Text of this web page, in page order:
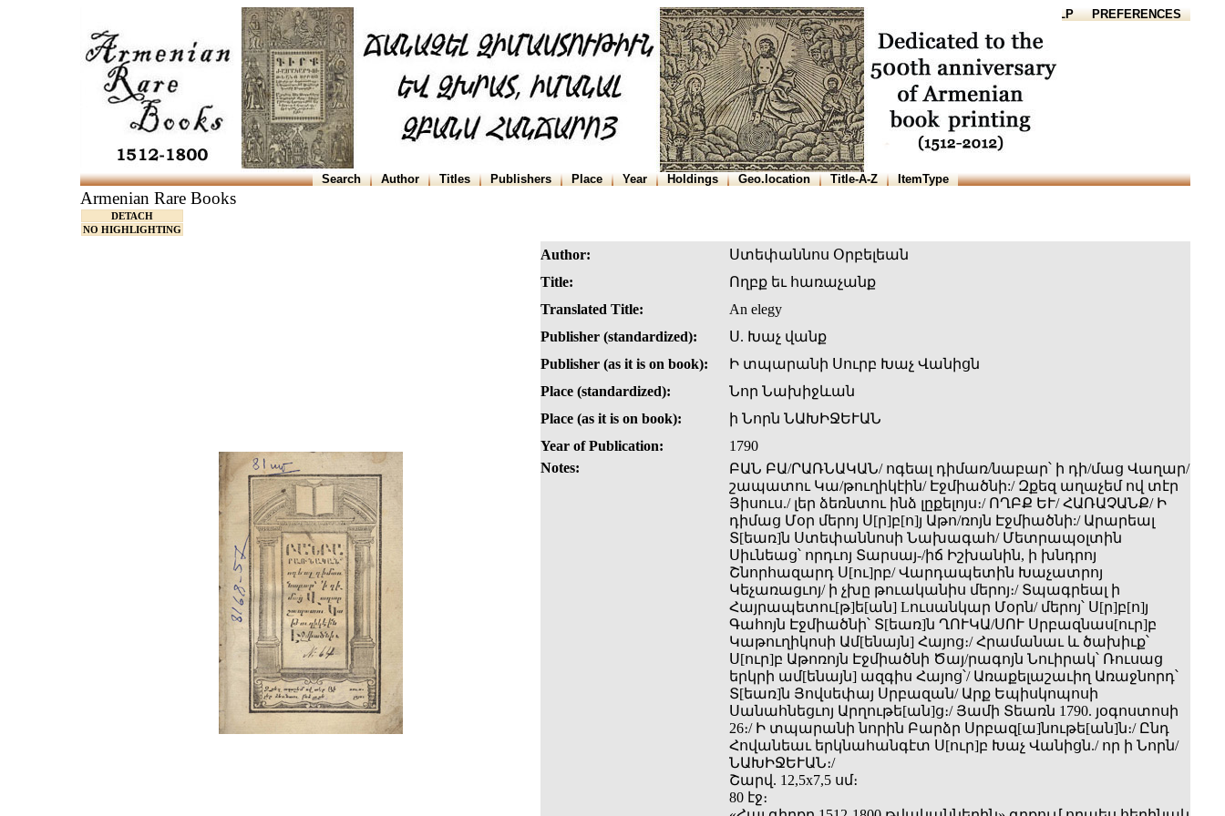
HELP PREFERENCES
Search Author Titles Publishers Place Year Holdings Geo.location Title-A-Z ItemType
Armenian Rare Books
DETACH
NO HIGHLIGHTING
Author:
Ստեփաննոս Օրբելեան
Title:
Ողբք եւ հառաչանք
Translated Title:
An elegy
Publisher (standardized):
Ս. Խաչ վանք
Publisher (as it is on book):
Ի տպարանի Սուրբ Խաչ Վանիցն
Place (standardized):
Նոր Նախիջևան
Place (as it is on book):
ի Նորն ՆԱԽԻՋԵՒԱՆ
Year of Publication:
1790
Notes:
ԲԱՆ ԲԱ/ՐԱՌՆԱԿԱՆ/ ոգեալ դիմառ/նաբար՝ ի դի­/մաց Վաղար/
շապատու Կա­/թուղիկէին/ Էջմիածնի:/ Զքեզ աղաչեմ ով տէր
Յիսուս./ լեր ձեռնտու ինձ լըքելոյս։/ ՈՂԲՔ ԵՒ/ ՀԱՌԱՉԱՆՔ/ Ի
դիմաց Մօր մերոյ Ս[ր]բ[ո]յ Աթո­/ռոյն Էջմիածնի:/ Արարեալ
Տ[եառ]ն Ստեփաննոսի Նախագահ/ Մետրապօլտին
Սիւնեաց՝ որդւոյ Տարսայ-/իճ Իշխանին, ի խնդրոյ
Շնորհազարդ Ս[ու]րբ/ Վարդապետին Խաչատրոյ
Կեչառացւոյ/ ի չխը թուականիս մերոյ։/ Տպագրեալ ի
Հայրապետու[թ]ե[ան] Lուսանկար Մօրն/ մերոյ՝ Ս[ր]բ[ո]յ
Գահոյն Էջմիածնի՝ Տ[եառ]ն ՂՈՒԿԱ/ՍՈՒ Սրբազնաս[ուր]բ
Կաթուղիկոսի Ամ[ենայն] Հայոց։/ Հրամանաւ և ծախիւք՝
Ս[ուր]բ Աթոռոյն Էջմիածնի Ծայ/րագոյն Նուիրակ՝ Ռուսաց
երկրի ամ[ենայն] ազգիս Հայոց՝/ Առաքելաշաւիղ Առաջնորդ՝
Տ[եառ]ն Յովսեփայ Սրբազան/ Արք Եպիսկոպոսի
Սանահնեցւոյ Արղութե[ան]ց։/ Յամի Տեառն 1790. յօգոստոսի
26։/ Ի տպարանի նորին Բարձր Սրբազ[ա]նութե[ան]ն։/ Ընդ
Հովանեաւ երկնահանգէտ Ս[ուր]բ Խաչ Վանիցն./ որ ի Նորն/
ՆԱԽԻՋԵՒԱՆ։/
Շարվ. 12,5x7,5 սմ։
80 էջ։